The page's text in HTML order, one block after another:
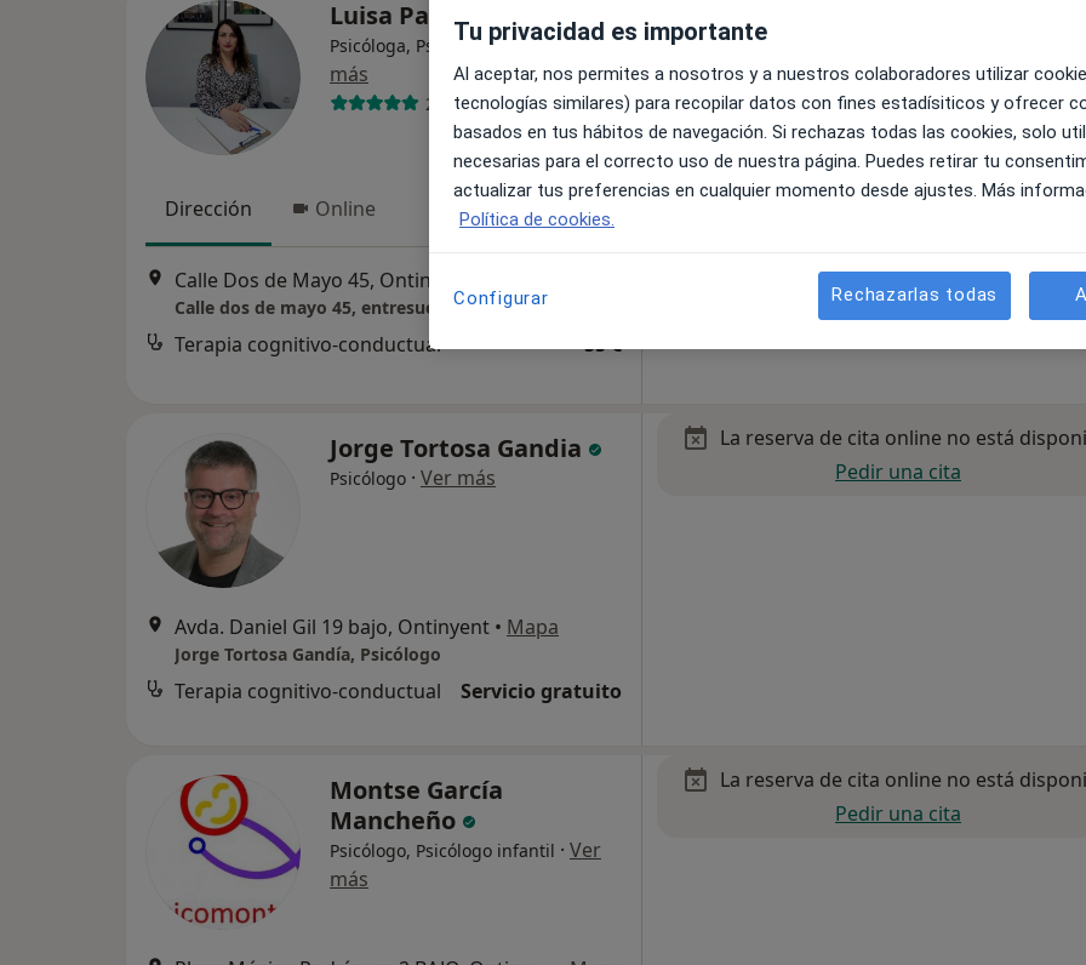
Luisa Pastor Marin
Psicóloga, Psicóloga infantil·Ver
más
25 opiniones
Dirección Online
Calle Dos de Mayo 45, Ontinyent
Calle dos de mayo 45, entresuelo 4 46870 Ontinyent
Terapia cognitivo-conductual 55 €
Jorge Tortosa Gandia
Psicólogo · Ver más
Avda. Daniel Gil 19 bajo, Ontinyent • Mapa
Jorge Tortosa Gandía, Psicólogo
Terapia cognitivo-conductual Servicio gratuito
La reserva de cita online no está
Pedir una cita
Montse García
Mancheño
Psicólogo, Psicólogo infantil · Ver
más
La reserva de cita online no está
Pedir una cita
Tu privacidad es importante
Al aceptar, nos permites a nosotros y a nuestros colaboradores utilizar
tecnologías similares) para recopilar datos con fines estadísiticos y ofrecer
basados en tus hábitos de navegación. Si rechazas todas las cookies, solo
necesarias para el correcto uso de nuestra página. Puedes retirar tu
actualizar tus preferencias en cualquier momento desde ajustes. Más
Política de cookies.
Configurar Rechazarlas todas